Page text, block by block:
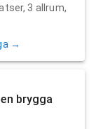
3 allrum,
→
brygga